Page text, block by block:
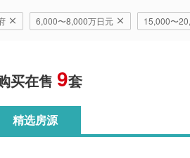
市
守口市
市
6,000〜8,000万日元 15,000〜
买在售 9套
精选房源